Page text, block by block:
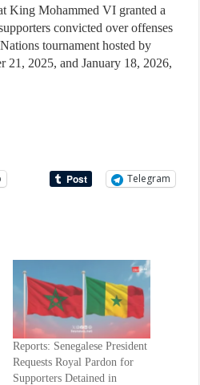
King Mohammed VI granted a
convicted over offenses
tournament hosted by
21, 2025, and January 18, 2026,
Telegram
Reports: Senegalese President
Requests Royal Pardon for
Supporters Detained in